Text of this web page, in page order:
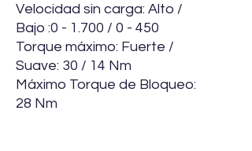
Velocidad sin carga: Alto /
Bajo :0 - 1.700 / 0 - 450
Torque máximo: Fuerte /
Suave: 30 / 14 Nm
Máximo Torque de Bloqueo:
28 Nm